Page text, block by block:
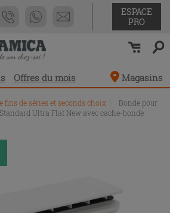
ESPACE
PRO
Offres du mois Magasins
fins de séries et seconds choix
Bonde pour
Ultra Flat New avec cache-bonde